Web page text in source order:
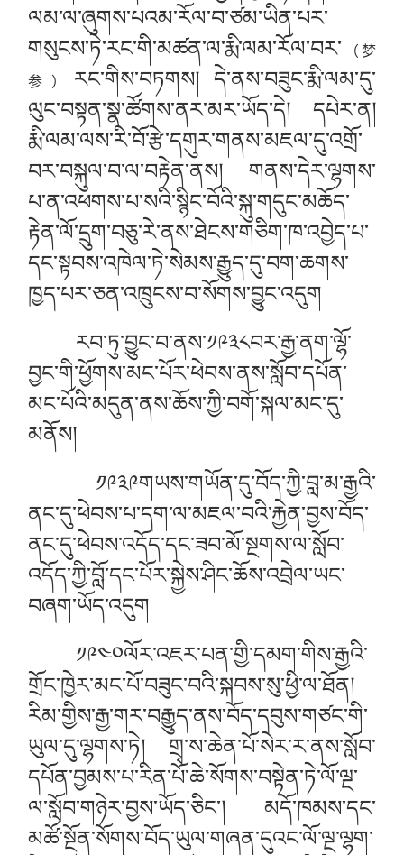
ལམ་ལ་ཞུགས་པའམ་རོལ་བ་ཙམ་ཡིན་པར་
གསུངས་ཏེ་རང་གི་མཚན་ལ་རྨི་ལམ་རོལ་བར་ （梦
参） རང་གིས་བཏགས། དེ་ནས་བཟུང་རྨི་ལམ་དུ་
ལུང་བསྟན་སྣ་ཚོགས་ནར་མར་ཡོད་དེ། དཔེར་ན།
རྨི་ལམ་ལས་རི་བོ་རྩེ་དགུར་གནས་མཇལ་དུ་འགྲོ་
བར་བསྐུལ་བ་ལ་བརྟེན་ནས། གནས་དེར་ལྷགས་
པ་ན་འཕགས་པ་སའི་སྙིང་བོའི་སྐུ་གདུང་མཆོད་
རྟེན་ལོ་དྲུག་བཅུ་རེ་ནས་ཐེངས་གཅིག་ཁ་འབྱེད་པ་
དང་སྟབས་འཁེལ་ཏེ་སེམས་རྒྱུད་དུ་བག་ཆགས་
ཁྱད་པར་ཅན་འཁྲུངས་བ་སོགས་བྱུང་འདུག
རབ་ཏུ་བྱུང་བ་ནས་༡༩༣༨བར་རྒྱ་ནག་ལྷོ་
བྱང་གི་ཕྱོགས་མང་པོར་ཕེབས་ནས་སློབ་དཔོན་
མང་པོའི་མདུན་ནས་ཆོས་ཀྱི་བགོ་སྐལ་མང་དུ་
མནོས།
༡༩༣༩གཡས་གཡོན་དུ་བོད་ཀྱི་བླ་མ་རྒྱའི་
ནང་དུ་ཕེབས་པ་དག་ལ་མཇལ་བའི་རྐྱེན་བྱས་བོད་
ནང་དུ་ཕེབས་འདོད་དང་ཟབ་མོ་སྔགས་ལ་སློབ་
འདོད་ཀྱི་བློ་དང་པོར་སྐྱེས་ཤིང་ཆོས་འབྲེལ་ཡང་
བཞག་ཡོད་འདུག
༡༩༤༠ལོར་འཇར་པན་གྱི་དམག་གིས་རྒྱའི་
གྲོང་ཁྱེར་མང་པོ་བཟུང་བའི་སྐབས་སུ་ཕྱི་ལ་ཐོན།
རིམ་གྱིས་རྒྱ་གར་བརྒྱུད་ནས་བོད་དབུས་གཙང་གི་
ཡུལ་དུ་ལྷགས་ཏེ། གྲྭ་ས་ཆེན་པོ་སེར་ར་ནས་སློབ་
དཔོན་བྱམས་པ་རིན་པོ་ཆེ་སོགས་བསྟེན་ཏེ་ལོ་ལྔ་
ལ་སློབ་གཉེར་བྱས་ཡོད་ཅིང་། མདོ་ཁམས་དང་
མཚོ་སྔོན་སོགས་བོད་ཡུལ་གཞན་དུའང་ལོ་ལྔ་ལྷག་